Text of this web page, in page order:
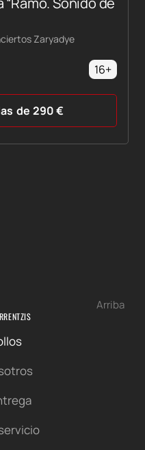
Zaryadye
16+
de 290€
Arriba